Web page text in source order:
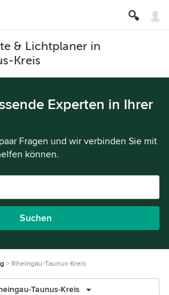
& Lichtplaner in
Kreis
Experten in Ihrer
Fragen und wir verbinden Sie mit
können.
Suchen
Rheingau-Taunus-Kreis
Taunus-Kreis